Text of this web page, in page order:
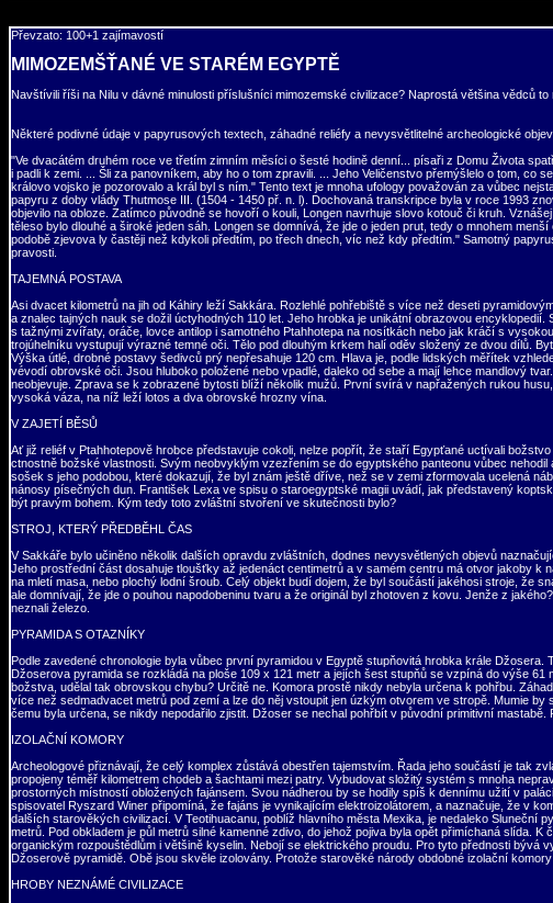
Převzato: 100+1 zajímavostí
MIMOZEMŠŤANÉ VE STARÉM EGYPTĚ
Navštívili říši na Nilu v dávné minulosti příslušníci mimozemské civilizace? Naprostá většina vědců to
Některé podivné údaje v papyrusových textech, záhadné reliéfy a nevysvětlitelné archeologické
"Ve dvacátém druhém roce ve třetím zimním měsíci o šesté hodině denní... písaři z Domu Života
i padli k zemi. ... Šli za panovníkem, aby ho o tom zpravili. ... Jeho Veličenstvo přemýšlelo o tom,
královo vojsko je pozorovalo a král byl s ním." Tento text je mnoha ufology považován za vůbec
papyru z doby vlády Thutmose III. (1504 - 1450 př. n. l). Dochovaná transkripce byla v roce 1993
objevilo na obloze. Zatímco původně se hovoří o kouli, Longen navrhuje slovo kotouč či kruh.
těleso bylo dlouhé a široké jeden sáh. Longen se domnívá, že jde o jeden prut, tedy o mnohem
podobě zjevova ly častěji než kdykoli předtím, po třech dnech, víc než kdy předtím." Samotný
pravosti.
TAJEMNÁ POSTAVA
Asi dvacet kilometrů na jih od Káhiry leží Sakkára. Rozlehlé pohřebiště s více než deseti
a znalec tajných nauk se dožil úctyhodných 110 let. Jeho hrobka je unikátní obrazovou
s tažnými zvířaty, oráče, lovce antilop i samotného Ptahhotepa na nosítkách nebo jak kráčí s
trojúhelníku vystupují výrazné temné oči. Tělo pod dlouhým krkem halí oděv složený ze dvou dílů.
Výška útlé, drobné postavy šedivců prý nepřesahuje 120 cm. Hlava je, podle lidských měřítek
vévodí obrovské oči. Jsou hluboko položené nebo vpadlé, daleko od sebe a mají lehce mandlový
neobjevuje. Zprava se k zobrazené bytosti blíží několik mužů. První svírá v napřažených rukou
vysoká váza, na níž leží lotos a dva obrovské hrozny vína.
V ZAJETÍ BĚSŮ
Ať již reliéf v Ptahhotepově hrobce představuje cokoli, nelze popřít, že staří Egypťané uctívali
ctnostně božské vlastnosti. Svým neobvyklým vzezřením se do egyptského panteonu vůbec
sošek s jeho podobou, které dokazují, že byl znám ještě dříve, než se v zemi zformovala ucelená
nánosy písečných dun. František Lexa ve spisu o staroegyptské magii uvádí, jak představený
být pravým bohem. Kým tedy toto zvláštní stvoření ve skutečnosti bylo?
STROJ, KTERÝ PŘEDBĚHL ČAS
V Sakkáře bylo učiněno několik dalších opravdu zvláštních, dodnes nevysvětlených objevů
Jeho prostřední část dosahuje tloušťky až jedenáct centimetrů a v samém centru má otvor jakoby
na mletí masa, nebo plochý lodní šroub. Celý objekt budí dojem, že byl součástí jakéhosi stroje, že
ale domnívají, že jde o pouhou napodobeninu tvaru a že originál byl zhotoven z kovu. Jenže z
neznali železo.
PYRAMIDA S OTAZNÍKY
Podle zavedené chronologie byla vůbec první pyramidou v Egyptě stupňovitá hrobka krále
Džoserova pyramida se rozkládá na ploše 109 x 121 metr a jejích šest stupňů se vzpíná do výše
božstva, udělal tak obrovskou chybu? Určitě ne. Komora prostě nikdy nebyla určena k pohřbu.
více než sedmadvacet metrů pod zemí a lze do něj vstoupit jen úzkým otvorem ve stropě. Mumie
čemu byla určena, se nikdy nepodařilo zjistit. Džoser se nechal pohřbít v původní primitivní
IZOLAČNÍ KOMORY
Archeologové přiznávají, že celý komplex zůstává obestřen tajemstvím. Řada jeho součástí je tak
propojeny téměř kilometrem chodeb a šachtami mezi patry. Vybudovat složitý systém s mnoha
prostorných místností obložených fajánsem. Svou nádherou by se hodily spíš k dennímu užití v
spisovatel Ryszard Winer připomíná, že fajáns je vynikajícím elektroizolátorem, a naznačuje, že v
dalších starověkých civilizací. V Teotihuacanu, poblíž hlavního města Mexika, je nedaleko
metrů. Pod obkladem je půl metrů silné kamenné zdivo, do jehož pojiva byla opět přimíchaná slída.
organickým rozpouštědlům i většině kyselin. Nebojí se elektrického proudu. Pro tyto přednosti
Džoserově pyramidě. Obě jsou skvěle izolovány. Protože starověké národy obdobné izolační
HROBY NEZNÁMÉ CIVILIZACE